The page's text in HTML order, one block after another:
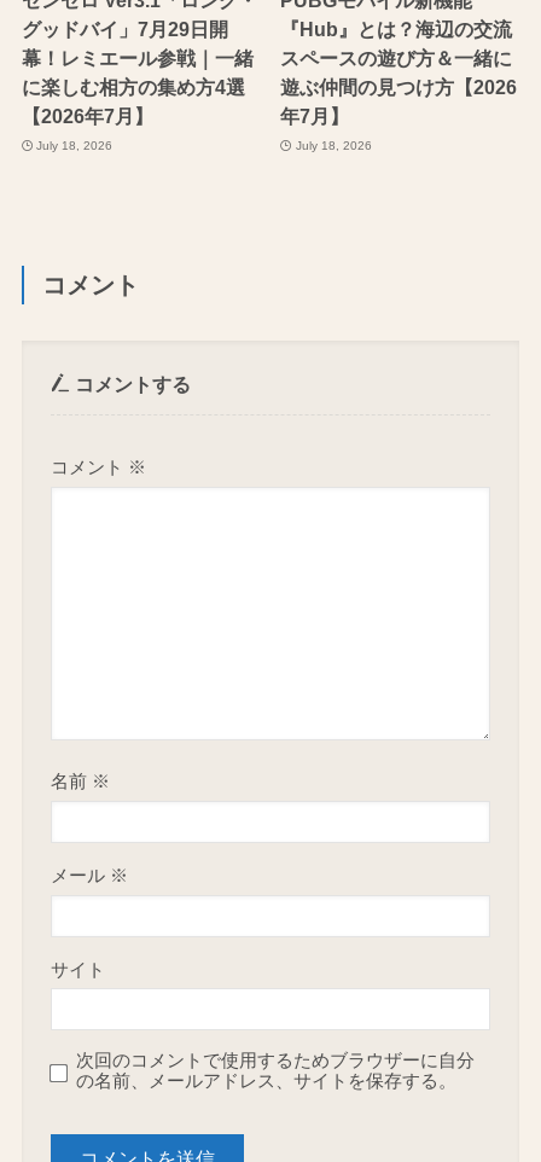
グッドバイ」7月29日開
幕！レミエール参戦｜一緒
に楽しむ相方の集め方4選
【2026年7月】
July 18, 2026
『Hub』とは？海辺の交流
スペースの遊び方＆一緒に
遊ぶ仲間の見つけ方【2026
年7月】
July 18, 2026
コメント
コメントする
コメント ※
名前 ※
メール ※
サイト
次回のコメントで使用するためブラウザーに自分
の名前、メールアドレス、サイトを保存する。